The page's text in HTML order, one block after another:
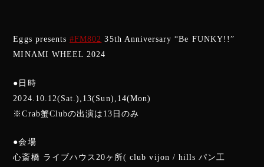
Eggs presents#FM802 35th Anniversary “Be FUNKY!!”
MINAMI WHEEL 2024
●日時
2024.10.12(Sat.),13(Sun),14(Mon)
※Crab蟹Clubの出演は13日のみ
●会場
心斎橋 ライブハウス20ヶ所( club vijon / hills パン工